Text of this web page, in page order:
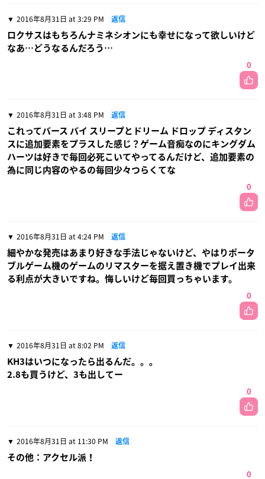
2016年8月31日 at 3:29 PM 返信
ロクサスはもちろんナミネシオンにも幸せになって欲しいけど
なあ…どうなるんだろう…
0
2016年8月31日 at 3:48 PM 返信
これってバース バイ スリープとドリーム ドロップ ディスタン
スに追加要素をプラスした感じ？ゲーム音痴なのにキングダム
ハーツは好きで毎回必死こいてやってるんだけど、追加要素の
為に同じ内容のやるの毎回少々つらくてな
0
2016年8月31日 at 4:24 PM 返信
細やかな発売はあまり好きな手法じゃないけど、やはりポータ
ブルゲーム機のゲームのリマスターを据え置き機でプレイ出来
る利点が大きいですね。悔しいけど毎回買っちゃいます。
0
2016年8月31日 at 8:02 PM 返信
KH3はいつになったら出るんだ。。。
2.8も買うけど、3も出してー
0
2016年8月31日 at 11:30 PM 返信
その他：アクセル派！
0